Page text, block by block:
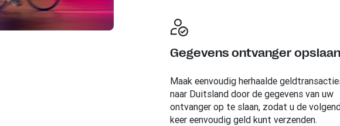
Gegevens ontvanger opslaan
Maak eenvoudig herhaalde
naar Duitsland door de gegevens van uw
ontvanger op te slaan, zodat u de
keer eenvoudig geld kunt verzenden.